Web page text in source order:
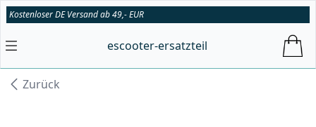
Kostenloser DE Versand ab 49,- EUR
escooter-ersatzteil
Zurück